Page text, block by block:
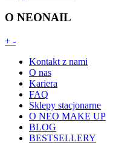
O NEONAIL
+ -
Kontakt z nami
O nas
Kariera
FAQ
Sklepy stacjonarne
O NEO MAKE UP
BLOG
BESTSELLERY